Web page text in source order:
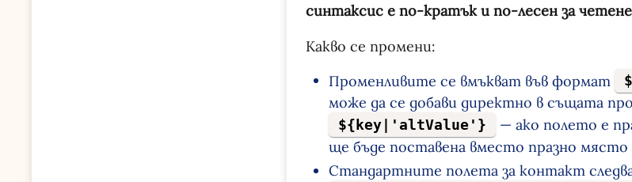
синтаксис е по-кратък и по-лесен за
Какво се промени:
Променливите се вмъкват във формат
може да се добави директно в същата
${key|'altValue'}
— ако полето е
ще бъде поставена вместо празно
Стандартните полета за контакт